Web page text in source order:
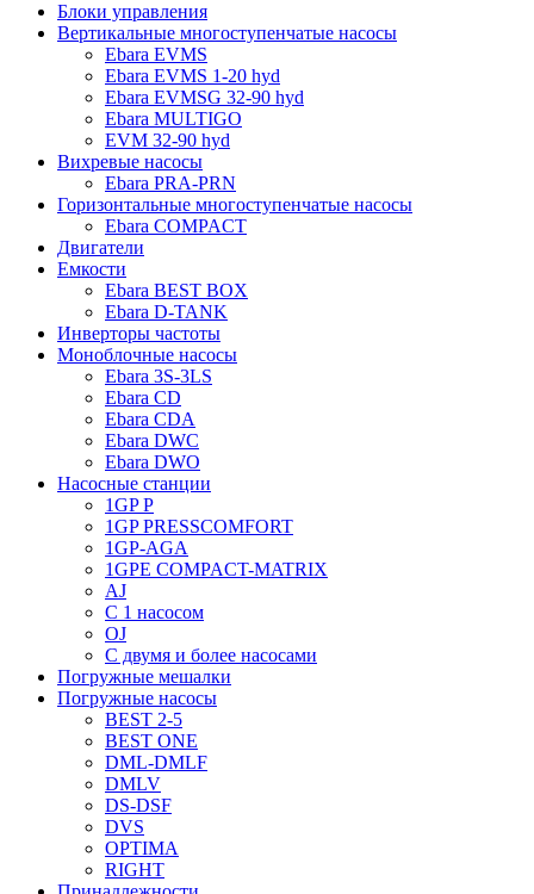
Блоки управления
Вертикальные многоступенчатые насосы
Ebara EVMS
Ebara EVMS 1-20 hyd
Ebara EVMSG 32-90 hyd
Ebara MULTIGO
EVM 32-90 hyd
Вихревые насосы
Ebara PRA-PRN
Горизонтальные многоступенчатые насосы
Ebara COMPACT
Двигатели
Емкости
Ebara BEST BOX
Ebara D-TANK
Инверторы частоты
Моноблочные насосы
Ebara 3S-3LS
Ebara CD
Ebara CDA
Ebara DWC
Ebara DWO
Насосные станции
1GP P
1GP PRESSCOMFORT
1GP-AGA
1GPE COMPACT-MATRIX
AJ
C 1 насосом
OJ
С двумя и более насосами
Погружные мешалки
Погружные насосы
BEST 2-5
BEST ONE
DML-DMLF
DMLV
DS-DSF
DVS
OPTIMA
RIGHT